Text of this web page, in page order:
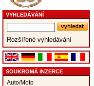
VYHLEDÁVÁNÍ
Rozšířené vyhledávání
SOUKROMÁ INZERCE
Auto/Moto